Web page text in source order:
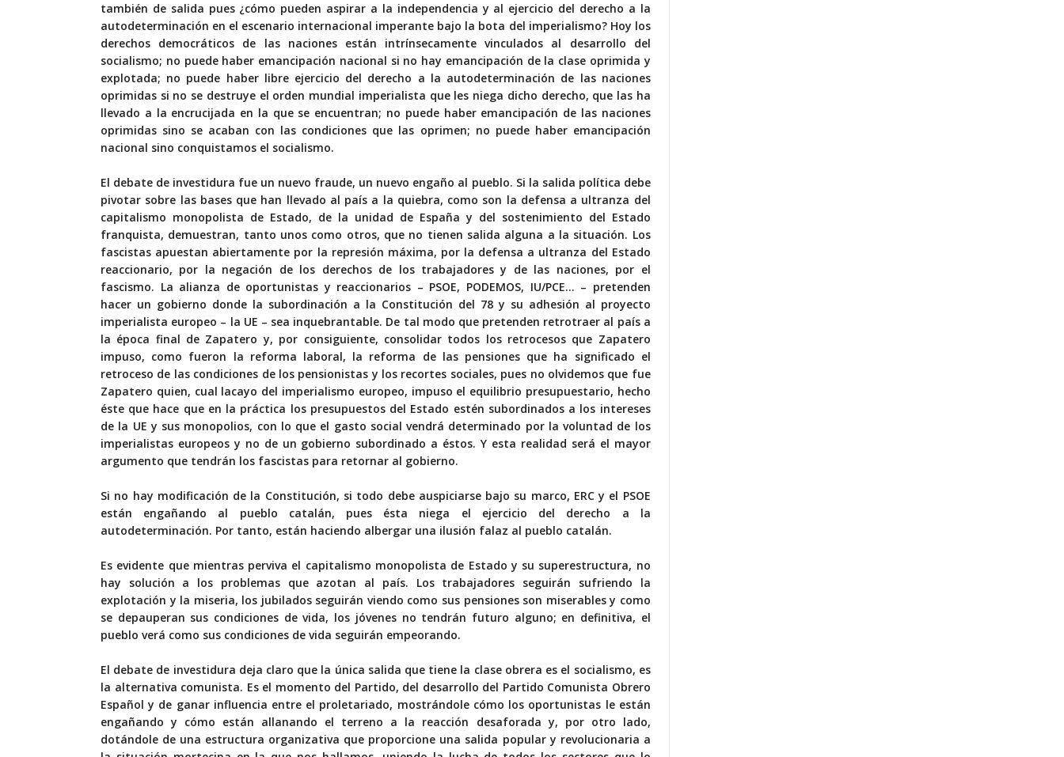
también de salida pues ¿cómo pueden aspirar a la independencia y al ejercicio del derecho a la
autodeterminación en el escenario internacional imperante bajo la bota del imperialismo? Hoy los
derechos democráticos de las naciones están intrínsecamente vinculados al desarrollo del
socialismo; no puede haber emancipación nacional si no hay emancipación de la clase oprimida y
explotada; no puede haber libre ejercicio del derecho a la autodeterminación de las naciones
oprimidas si no se destruye el orden mundial imperialista que les niega dicho derecho, que las ha
llevado a la encrucijada en la que se encuentran; no puede haber emancipación de las naciones
oprimidas sino se acaban con las condiciones que las oprimen; no puede haber emancipación
nacional sino conquistamos el socialismo.
El debate de investidura fue un nuevo fraude, un nuevo engaño al pueblo. Si la salida política debe
pivotar sobre las bases que han llevado al país a la quiebra, como son la defensa a ultranza del
capitalismo monopolista de Estado, de la unidad de España y del sostenimiento del Estado
franquista, demuestran, tanto unos como otros, que no tienen salida alguna a la situación. Los
fascistas apuestan abiertamente por la represión máxima, por la defensa a ultranza del Estado
reaccionario, por la negación de los derechos de los trabajadores y de las naciones, por el
fascismo. La alianza de oportunistas y reaccionarios – PSOE, PODEMOS, IU/PCE… – pretenden
hacer un gobierno donde la subordinación a la Constitución del 78 y su adhesión al proyecto
imperialista europeo – la UE – sea inquebrantable. De tal modo que pretenden retrotraer al país a
la época final de Zapatero y, por consiguiente, consolidar todos los retrocesos que Zapatero
impuso, como fueron la reforma laboral, la reforma de las pensiones que ha significado el
retroceso de las condiciones de los pensionistas y los recortes sociales, pues no olvidemos que fue
Zapatero quien, cual lacayo del imperialismo europeo, impuso el equilibrio presupuestario, hecho
éste que hace que en la práctica los presupuestos del Estado estén subordinados a los intereses
de la UE y sus monopolios, con lo que el gasto social vendrá determinado por la voluntad de los
imperialistas europeos y no de un gobierno subordinado a éstos. Y esta realidad será el mayor
argumento que tendrán los fascistas para retornar al gobierno.
Si no hay modificación de la Constitución, si todo debe auspiciarse bajo su marco, ERC y el PSOE
están engañando al pueblo catalán, pues ésta niega el ejercicio del derecho a la
autodeterminación. Por tanto, están haciendo albergar una ilusión falaz al pueblo catalán.
Es evidente que mientras perviva el capitalismo monopolista de Estado y su superestructura, no
hay solución a los problemas que azotan al país. Los trabajadores seguirán sufriendo la
explotación y la miseria, los jubilados seguirán viendo como sus pensiones son miserables y como
se depauperan sus condiciones de vida, los jóvenes no tendrán futuro alguno; en definitiva, el
pueblo verá como sus condiciones de vida seguirán empeorando.
El debate de investidura deja claro que la única salida que tiene la clase obrera es el socialismo, es
la alternativa comunista. Es el momento del Partido, del desarrollo del Partido Comunista Obrero
Español y de ganar influencia entre el proletariado, mostrándole cómo los oportunistas le están
engañando y cómo están allanando el terreno a la reacción desaforada y, por otro lado,
dotándole de una estructura organizativa que proporcione una salida popular y revolucionaria a